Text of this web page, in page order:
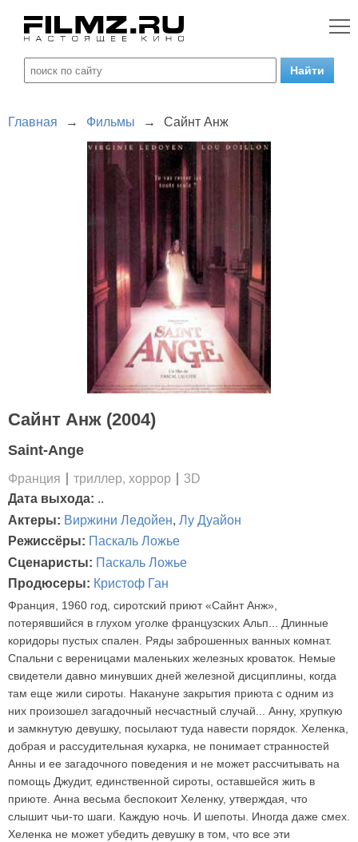
Главная → Фильмы → Сайнт Анж
Сайнт Анж (2004)
Saint-Ange
Франция триллер, хоррор
3D
Дата выхода: ..
Актеры: Виржини Ледойен, Лу Дуайон
Режиссёры: Паскаль Ложье
Сценаристы: Паскаль Ложье
Продюсеры: Кристоф Ган
Франция, 1960 год, сиротский приют «Сайнт Анж»,
потерявшийся в глухом уголке французских Альп... Длинные
коридоры пустых спален. Ряды заброшенных ванных комнат.
Спальни с вереницами маленьких железных кроваток. Немые
свидетели давно минувших дней железной дисциплины, когда
там еще жили сироты. Накануне закрытия приюта с одним из
них произошел загадочный несчастный случай... Анну, хрупкую
и замкнутую девушку, посылают туда навести порядок. Хеленка,
добрая и рассудительная кухарка, не понимает странностей
Анны и ее загадочного поведения и не может рассчитывать на
помощь Джудит, единственной сироты, оставшейся жить в
приюте. Анна весьма беспокоит Хеленку, утверждая, что
слышит чьи-то шаги. Каждую ночь. И шепоты. Иногда даже смех.
Хеленка не может убедить девушку в том, что все эти